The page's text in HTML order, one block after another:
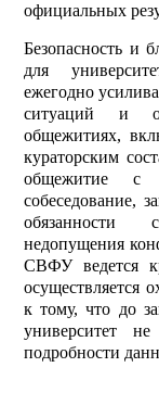
официальных
Безопасность и
для
ежегодно
ситуаций и
общежитиях,
кураторским
общежитие с
собеседование,
обязанности
недопущения
СВФУ ведется
осуществляется
к тому, что до
университет
подробности